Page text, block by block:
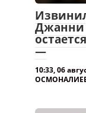
Джанни
—
10:33, 06